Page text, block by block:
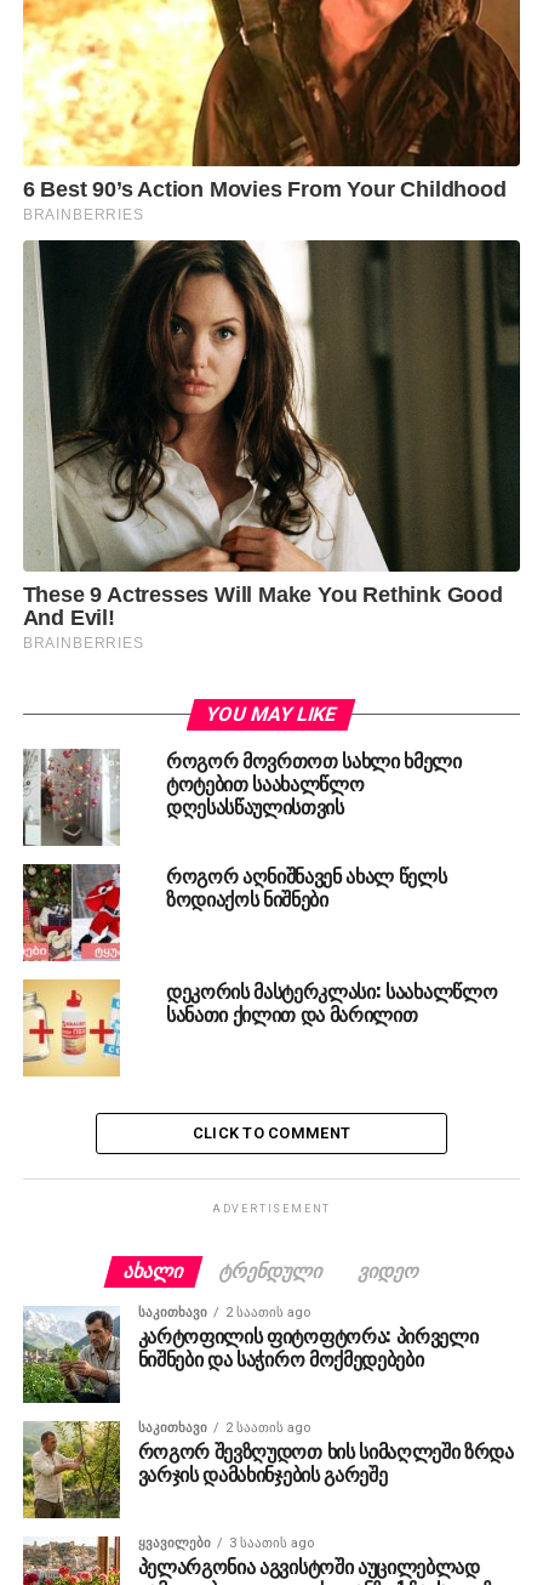
YOU MAY LIKE
როგორ მოვრთოთ სახლი ხმელი
ტოტებით საახალწლო
დღესასწაულისთვის
როგორ აღნიშნავენ ახალ წელს
ზოდიაქოს ნიშნები
დეკორის მასტერკლასი: საახალწლო
სანათი ქილით და მარილით
CLICK TO COMMENT
ADVERTISEMENT
ᲐᲮᲐᲚᲘ ᲢᲠᲔᲜᲓᲣᲚᲘ ᲕᲘᲓᲔᲝ
ᲡᲐᲙᲘᲗᲮᲐᲕᲘ 2 საათის ago
კარტოფილის ფიტოფტორა: პირველი
ნიშნები და საჭირო მოქმედებები
ᲡᲐᲙᲘᲗᲮᲐᲕᲘ 2 საათის ago
როგორ შევზღუდოთ ხის სიმაღლეში ზრდა
ვარჯის დამახინჯების გარეშე
ᲧᲕᲐᲕᲘᲚᲔᲑᲘ 3 საათის ago
პელარგონია აგვისტოში აუცილებლად